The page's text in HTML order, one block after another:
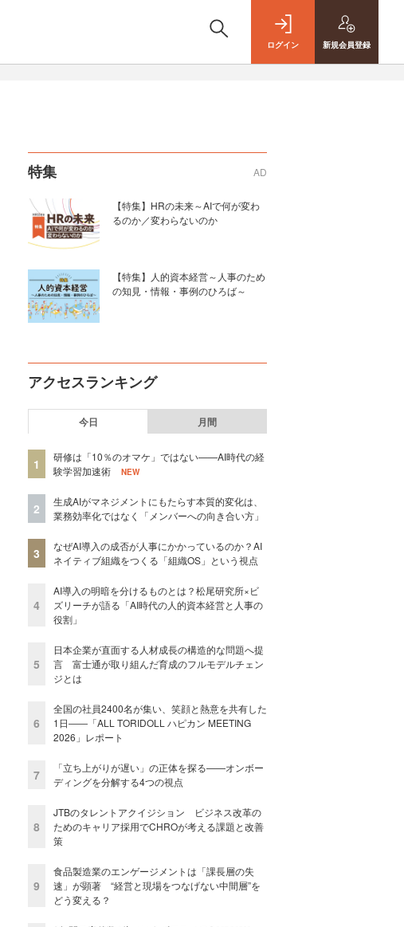
ログイン 新規会員登録
特集 AD
【特集】HRの未来～AIで何が変わ
るのか／変わらないのか
【特集】人的資本経営～人事のため
の知見・情報・事例のひろば～
アクセスランキング
今日 月間
1
研修は「10％のオマケ」ではない——AI時代の経
験学習加速術
NEW
2
生成AIがマネジメントにもたらす本質的変化は、
業務効率化ではなく「メンバーへの向き合い方」
3
なぜAI導入の成否が人事にかかっているのか？AI
ネイティブ組織をつくる「組織OS」という視点
4
AI導入の明暗を分けるものとは？松尾研究所×ビ
ズリーチが語る「AI時代の人的資本経営と人事の
役割」
5
日本企業が直面する人材成長の構造的な問題へ提
言 富士通が取り組んだ育成のフルモデルチェン
ジとは
6
全国の社員2400名が集い、笑顔と熱意を共有した
1日――「ALL TORIDOLL ハピカン MEETING
2026」レポート
7
「立ち上がりが遅い」の正体を探る——オンボー
ディングを分解する4つの視点
8
JTBのタレントアクイジション ビジネス改革の
ためのキャリア採用でCHROが考える課題と改善
策
9
食品製造業のエンゲージメントは「課長層の失
速」が顕著 “経営と現場をつなげない中間層”を
どう変える？